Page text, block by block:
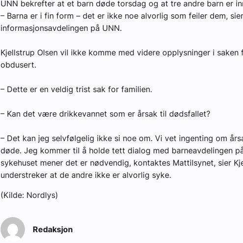
UNN bekrefter at et barn døde torsdag og at tre andre barn er
– Barna er i fin form – det er ikke noe alvorlig som feiler dem,
informasjonsavdelingen på UNN.
Kjellstrup Olsen vil ikke komme med videre opplysninger i saken
obdusert.
– Dette er en veldig trist sak for familien.
– Kan det være drikkevannet som er årsak til dødsfallet?
– Det kan jeg selvfølgelig ikke si noe om. Vi vet ingenting om
døde. Jeg kommer til å holde tett dialog med barneavdelingen
sykehuset mener det er nødvendig, kontaktes Mattilsynet, sier
understreker at de andre ikke er alvorlig syke.
(Kilde: Nordlys)
Redaksjon